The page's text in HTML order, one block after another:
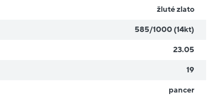
žluté zlato
585/1000 (14kt)
23.05
19
pancer